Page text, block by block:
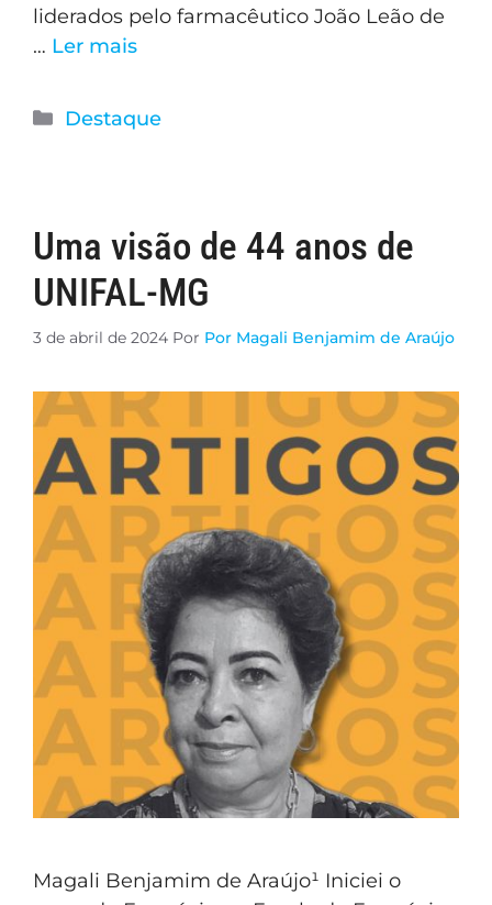
liderados pelo farmacêutico João Leão de
… Ler mais
Destaque
Uma visão de 44 anos de
UNIFAL-MG
3 de abril de 2024 Por Por Magali Benjamim de Araújo
Magali Benjamim de Araújo¹ Iniciei o